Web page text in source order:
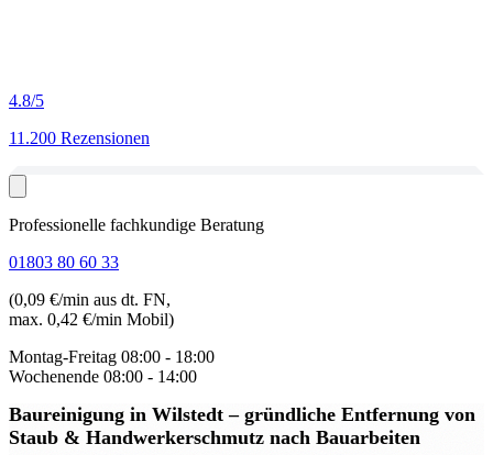
4.8/5
11.200 Rezensionen
Professionelle fachkundige Beratung
01803 80 60 33
(0,09 €/min aus dt. FN,
max. 0,42 €/min Mobil)
Montag-Freitag 08:00 - 18:00
Wochenende 08:00 - 14:00
Baureinigung in Wilstedt– gründliche Entfernung von
Staub & Handwerkerschmutz nach Bauarbeiten